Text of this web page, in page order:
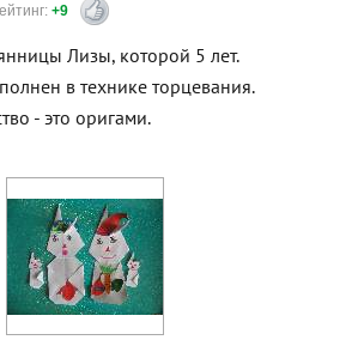
+9
Лизы, которой 5 лет.
в технике торцевания.
- это оригами.